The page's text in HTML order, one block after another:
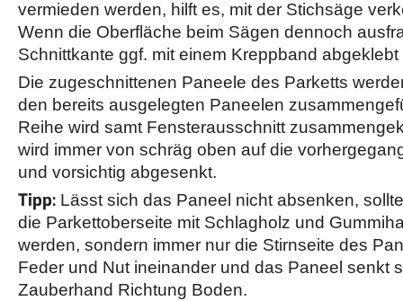
vermieden werden, hilft es, mit der Stichsäge
Wenn die Oberfläche beim Sägen dennoch
Schnittkante ggf. mit einem Kreppband abgeklebt
Die zugeschnittenen Paneele des Parketts
den bereits ausgelegten Paneelen
Reihe wird samt Fensterausschnitt
wird immer von schräg oben auf die
und vorsichtig abgesenkt.
Tipp: Lässt sich das Paneel nicht absenken,
die Parkettoberseite mit Schlagholz und
werden, sondern immer nur die Stirnseite des
Feder und Nut ineinander und das Paneel senkt
Zauberhand Richtung Boden.